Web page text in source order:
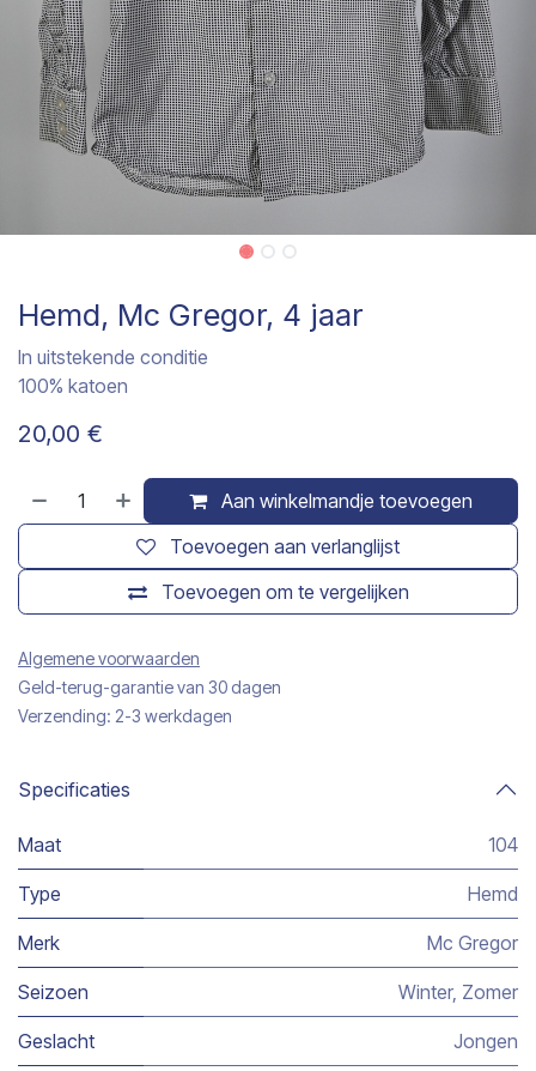
Hemd, Mc Gregor, 4 jaar
In uitstekende conditie
100% katoen
20,00 €
Aan winkelmandje toevoegen
Toevoegen om te vergelijken
Toevoegen aan verlanglijst
Algemene voorwaarden
Geld-terug-garantie van 30 dagen
Verzending: 2-3 werkdagen
Specificaties
Maat 104
Type Hemd
Merk Mc Gregor
Seizoen Winter, Zomer
Geslacht Jongen